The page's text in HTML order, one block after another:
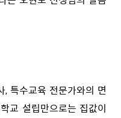
, 특수교육 전문가와의 면
교 설립만으로는 집값이